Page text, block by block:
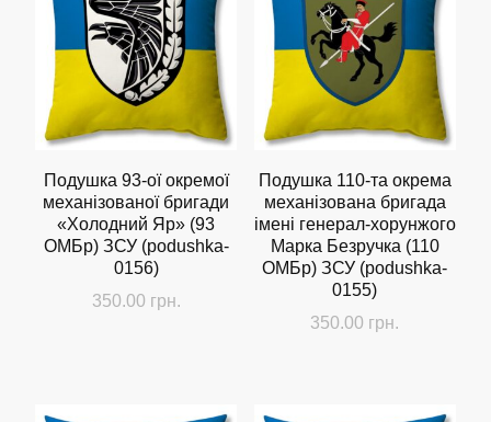
Подушка 93-ої окремої
механізованої бригади
«Холодний Яр» (93
ОМБр) ЗСУ (podushka-
0156)
350.00 грн.
Подушка 110-та окрема
механізована бригада
імені генерал-хорунжого
Марка Безручка (110
ОМБр) ЗСУ (podushka-
0155)
350.00 грн.